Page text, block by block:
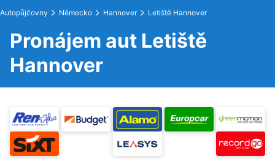
Autopůjčovny Německo Hannover Letiště Hannover
Pronájem aut Letiště
Hannover